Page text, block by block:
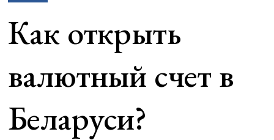
Как открыть
валютный счет в
Беларуси?